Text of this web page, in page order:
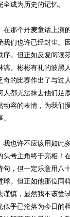
全成为历史的记忆。
个丹麦童话上演的
我们也许已经封尘。
序。但正如反复阅读
漓。彬彬有礼的波黑
奇的比赛作出了与过
人都无法抹去他们足
动容的表情，为我们
许不应该用如此多
头号主角终于亮相！
句，但一定乐意用八
球。但正如他那位同
谨慎，显然我不该尝
似乎已沦落为今日的